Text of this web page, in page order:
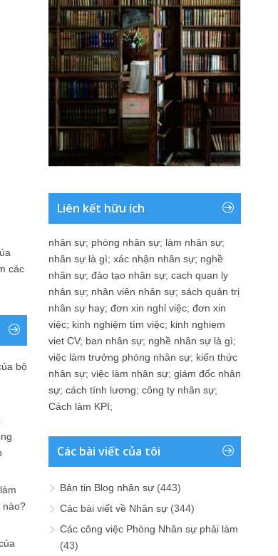
các
bộ
nào?
Liên kết hữu ích
nhân sự; phòng nhân sự; làm nhân sự;
nhân sự là gì; xác nhận nhân sự; nghề
nhân sự; đào tạo nhân sự; cach quan ly
nhân sự; nhân viên nhân sự; sách quản trị
nhân sự hay; đơn xin nghỉ việc; đơn xin
việc; kinh nghiệm tìm việc; kinh nghiem
viet CV; ban nhân sự; nghề nhân sự là gì;
việc làm trưởng phòng nhân sự; kiến thức
nhân sự; việc làm nhân sự; giám đốc nhân
sự; cách tính lương; công ty nhân sự;
Cách làm KPI;
Các bài viết của tôi
Bản tin Blog nhân sự (443)
Các bài viết về Nhân sự (344)
Các công việc Phòng Nhân sự phải làm
(43)